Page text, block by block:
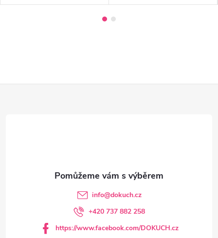
info@dokuch.cz
+420 737 882 258
https://www.facebook.com/DOKUCH.cz